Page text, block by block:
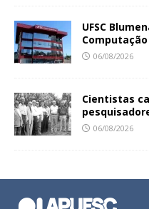
UFSC
06/08/2026
Cientistas
06/08/2026